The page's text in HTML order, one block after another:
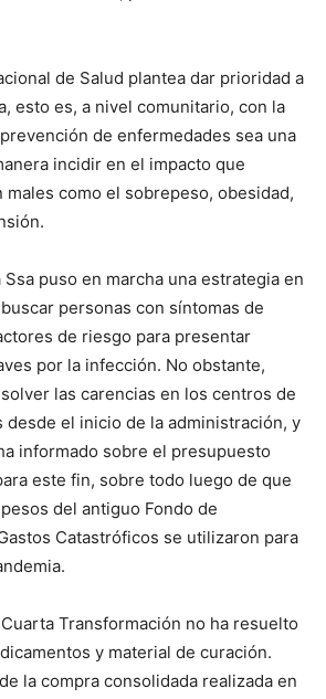
de Salud plantea dar prioridad a
esto es, a nivel comunitario, con la
de enfermedades sea una
incidir en el impacto que
como el sobrepeso, obesidad,
Ssa puso en marcha una estrategia en
personas con síntomas de
de riesgo para presentar
por la infección. No obstante,
las carencias en los centros de
desde el inicio de la administración, y
informado sobre el presupuesto
este fin, sobre todo luego de que
del antiguo Fondo de
Catastróficos se utilizaron para
Transformación no ha resuelto
y material de curación.
la compra consolidada realizada en